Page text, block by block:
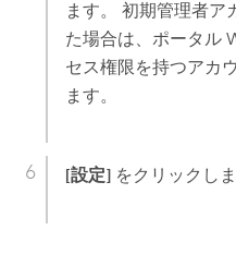
ます。 初期管理者ア
た場合は、ポータル
セス権限を持つアカ
ます。
[設定]をクリックしま